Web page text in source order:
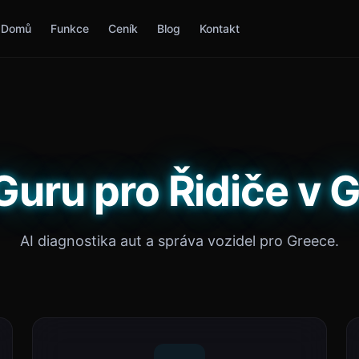
Domů Funkce Ceník Blog Kontakt
pro Řidiče v
AI diagnostika aut a správa vozidel pro Greece.